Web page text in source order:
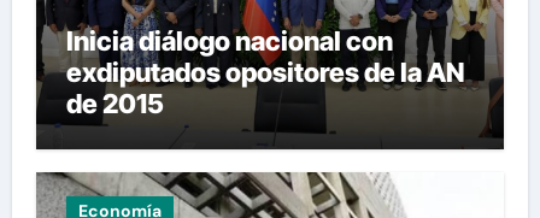
Inicia diálogo nacional con
exdiputados opositores de la AN
de 2015
Economía